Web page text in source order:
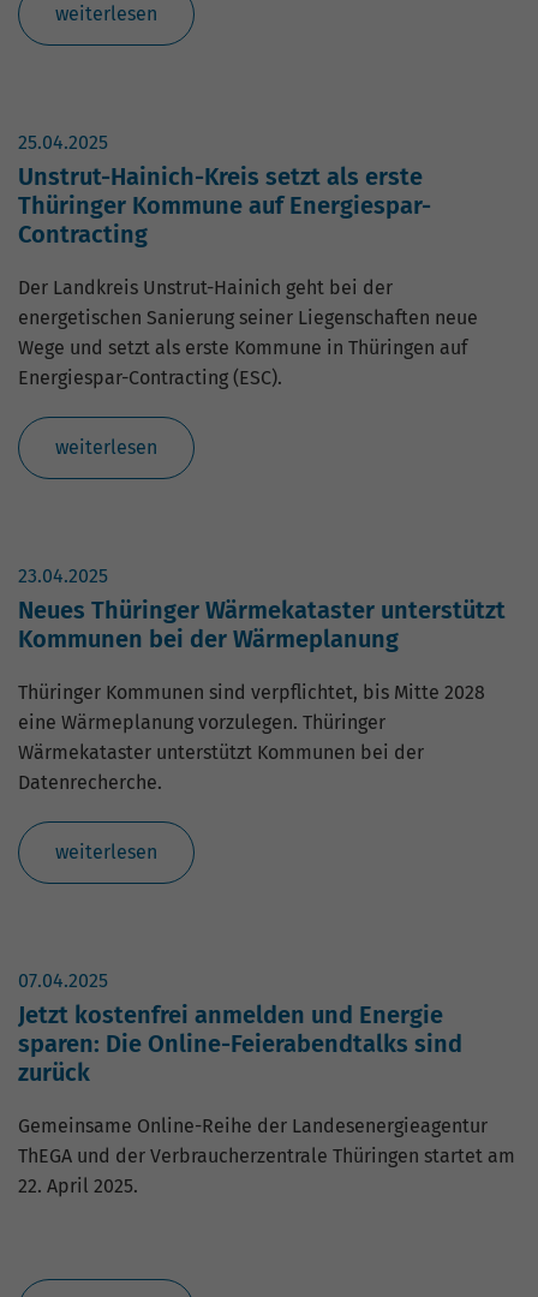
weiterlesen
25.04.2025
Unstrut-Hainich-Kreis setzt als erste
Thüringer Kommune auf Energiespar-
Contracting
Der Landkreis Unstrut-Hainich geht bei der
energetischen Sanierung seiner Liegenschaften neue
Wege und setzt als erste Kommune in Thüringen auf
Energiespar-Contracting (ESC).
weiterlesen
23.04.2025
Neues Thüringer Wärmekataster unterstützt
Kommunen bei der Wärmeplanung
Thüringer Kommunen sind verpflichtet, bis Mitte 2028
eine Wärmeplanung vorzulegen. Thüringer
Wärmekataster unterstützt Kommunen bei der
Datenrecherche.
weiterlesen
07.04.2025
Jetzt kostenfrei anmelden und Energie
sparen: Die Online-Feierabendtalks sind
zurück
Gemeinsame Online-Reihe der Landesenergieagentur
ThEGA und der Verbraucherzentrale Thüringen startet am
22. April 2025.